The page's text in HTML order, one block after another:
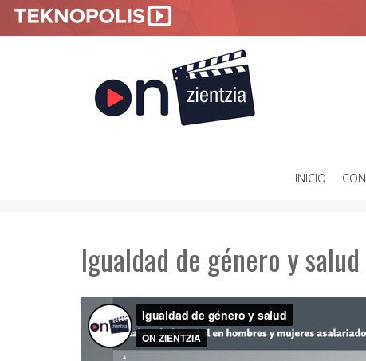
SKIP
INICIO
Igualdad de género y salud